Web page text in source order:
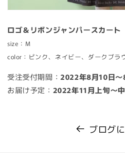
ロゴ＆リボンジャンパースカート
size：M
color：ピンク、ネイビー、ダークブラ
受注受付期間：2022年8月10日～
お届け予定： 2022年11月上旬〜
ブログ